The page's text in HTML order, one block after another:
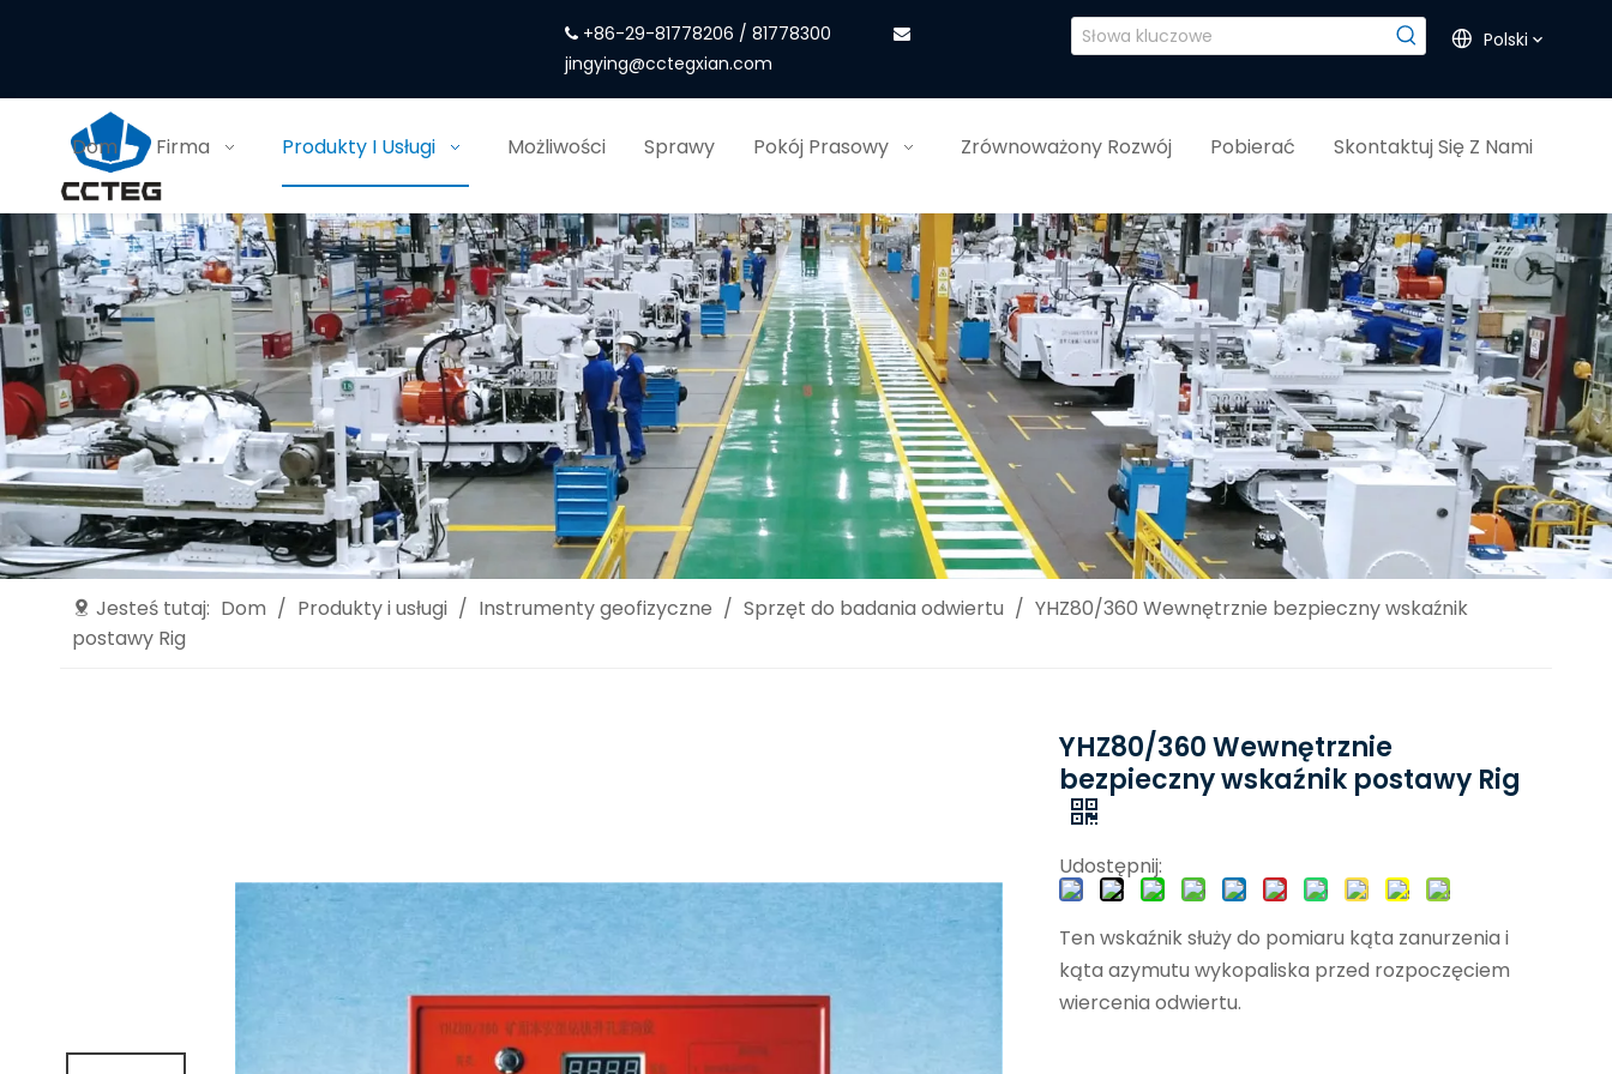
 +86-29-81778206 / 81778300
jingying@cctegxian.com
Polski
Dom Firma Produkty I Usługi Możliwości Sprawy Pokój Prasowy Zrównoważony Rozwój Pobierać Skontaktuj Się Z Nami
Jesteś tutaj: Dom / Produkty i usługi / Instrumenty geofizyczne / Sprzęt do badania odwiertu / YHZ80/360 Wewnętrznie bezpieczny wskaźnik
postawy Rig
YHZ80/360 Wewnętrznie
bezpieczny wskaźnik postawy Rig
Udostępnij:
Ten wskaźnik służy do pomiaru kąta zanurzenia i
kąta azymutu wykopaliska przed rozpoczęciem
wiercenia odwiertu.